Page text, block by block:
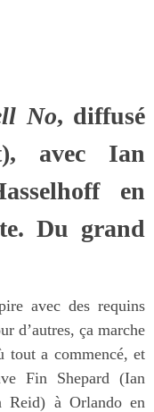
No, diffusé
avec Ian
en
Du grand
avec des requins
d’autres, ça marche
tout a commencé, et
Fin Shepard (Ian
à Orlando en